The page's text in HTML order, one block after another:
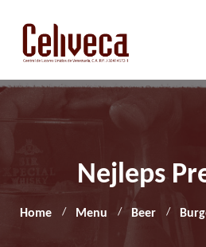
Nejleps
Home Menu Beer